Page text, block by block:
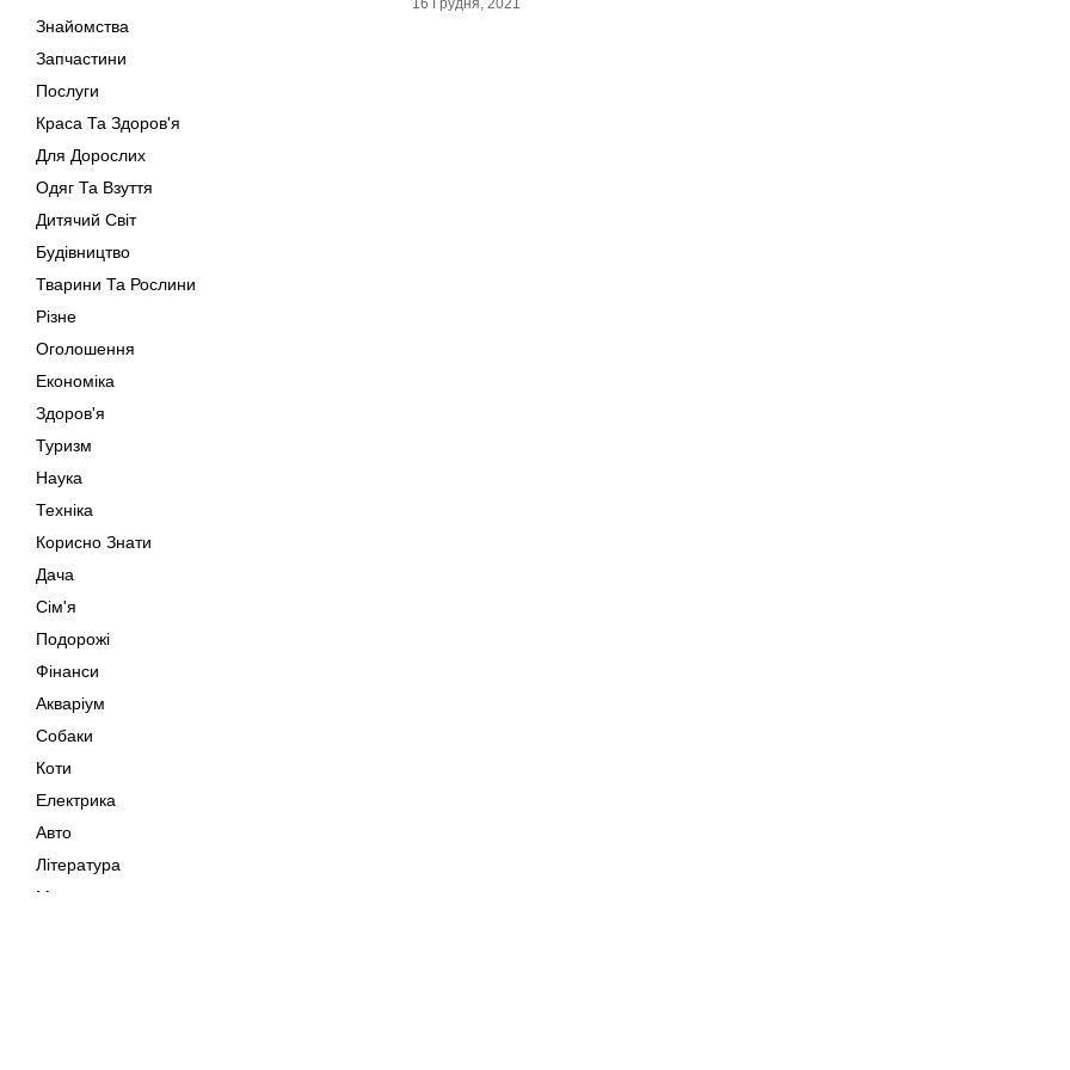
Знайомства
Запчастини
Послуги
Краса Та Здоров'я
Для Дорослих
Одяг Та Взуття
Дитячий Світ
Будівництво
Тварини Та Рослини
Різне
Оголошення
Економіка
Здоров'я
Туризм
Наука
Техніка
Корисно Знати
Дача
Сім'я
Подорожі
Фінанси
Акваріум
Собаки
Коти
Електрика
Авто
Література
Музика
16 Грудня, 2021